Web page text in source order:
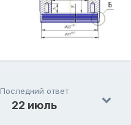
Последний ответ
22 июль